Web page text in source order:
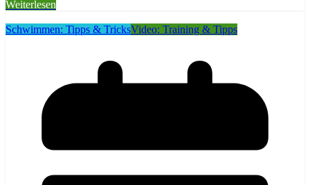
Weiterlesen
Schwimmen: Tipps & TricksVideo: Training & Tipps